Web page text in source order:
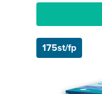
175st/fp